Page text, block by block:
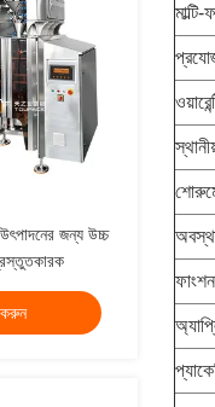
উৎপাদনের জন্য উচ্চ